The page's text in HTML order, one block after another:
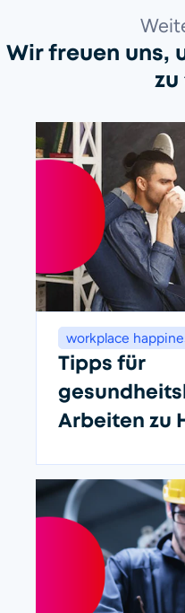
Wir freuen uns,
workplace
Tipps für
Arbeiten zu